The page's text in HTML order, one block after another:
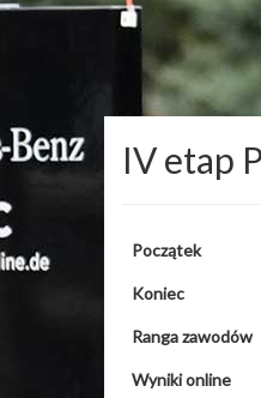
IV etap
Początek
Koniec
Ranga zawodów
Wyniki online